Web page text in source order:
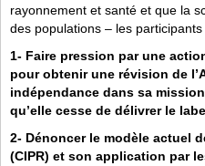
rayonnement et santé et que la
des populations – les
1- Faire pression par une
pour obtenir une révision de
indépendance dans sa
qu’elle cesse de délivrer le
2- Dénoncer le modèle actuel
(CIPR) et son application par